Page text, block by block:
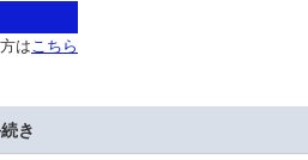
はこちら
き